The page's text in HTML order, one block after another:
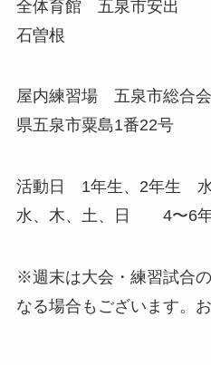
全体育館 五泉市安
石曽根
屋内練習場 五泉市総合
県五泉市粟島1番22号
活動日 1年生、2年生
水、木、土、日 4〜6
※週末は大会・練習試合
なる場合もございます。